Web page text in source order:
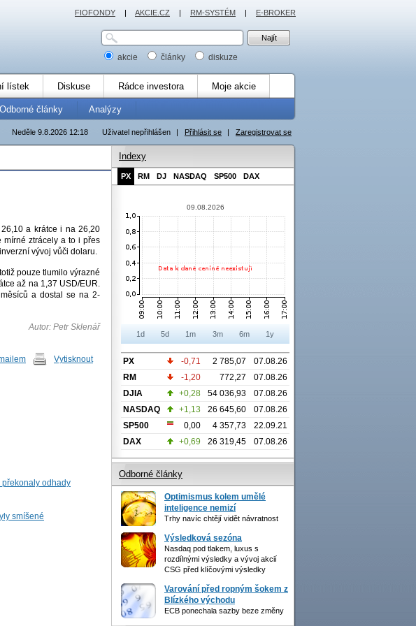
akcie články diskuze
lístek Diskuse Rádce investora Moje akcie
Odborné články Analýzy
Uživatel nepřihlášen | Přihlásit se | Zaregistrovat se
Neděle 9.8.2026 12:18
a krátce i na 26,20
mírné ztrácely a to i přes
vývoj vůči dolaru.
pouze tlumilo výrazné
až na 1,37 USD/EUR.
a dostal se na 2-
Autor: Petr Sklenář
Vytisknout
překonaly odhady
smíšené
Indexy
PX RM DJ NASDAQ SP500 DAX
09.08.2026
1d 5d 1m 3m 6m 1y
PX -0,71 2 785,07
07.08.26
RM
-1,20 772,27
07.08.26
DJIA
+0,28 54 036,93
07.08.26
NASDAQ
+1,13 26 645,60
07.08.26
SP500
0,00 4 357,73
22.09.21
DAX
+0,69 26 319,45 07.08.26
Odborné články
Optimismus kolem umělé
inteligence nemizí
Trhy navíc chtějí vidět návratnost
Výsledková sezóna
Nasdaq pod tlakem, luxus s
rozdílnými výsledky a vývoj akcií
CSG před klíčovými výsledky
Varování před ropným šokem z
Blízkého východu
ECB ponechala sazby beze změny
FIOFONDY | AKCIE.CZ | RM-SYSTÉM | E-BROKER